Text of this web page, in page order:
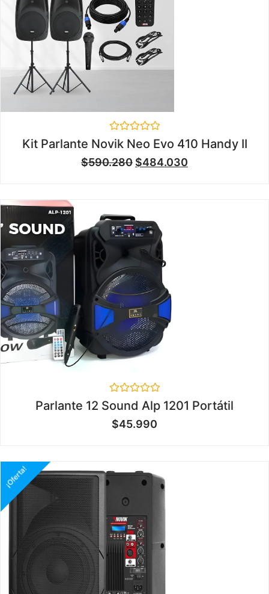
Valorado
en
0
de
Kit Parlante Novik Neo Evo 410 Handy II
$590.280 $484.030
Valorado
en
0
de
Parlante 12 Sound Alp 1201 Portátil
$45.990
¡Oferta!